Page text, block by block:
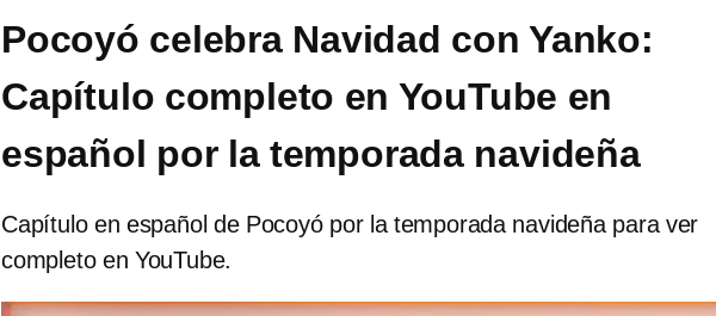
Pocoyó celebra Navidad con Yanko:
Capítulo completo en YouTube en
español por la temporada navideña
Capítulo en español de Pocoyó por la temporada navideña para ver
completo en YouTube.